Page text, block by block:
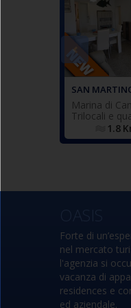
SAN
Marina di
Trilocali e
1.8
al primo
accesso a
locale
camera
accesso
doppia
Forte di
nel mercato
l'agenzia si
vacanza di
residences e
ed aziendale.